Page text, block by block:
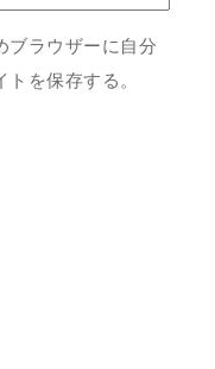
ブラウザーに自分
を保存する。